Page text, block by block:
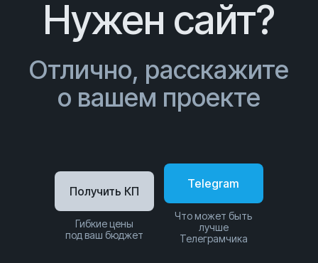
Нужен сайт?
Отлично, расскажите
о вашем проекте
Telegram
Что может быть
лучше
Телеграмчика
Получить КП
Гибкие цены
под ваш бюджет